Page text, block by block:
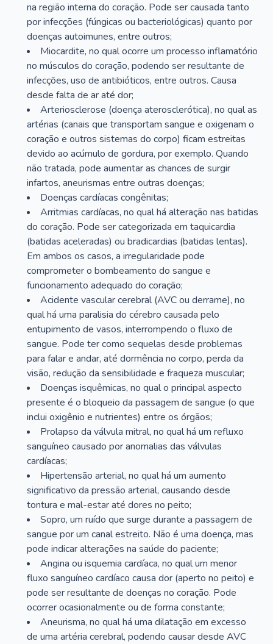
na região interna do coração. Pode ser causada tanto
por infecções (fúngicas ou bacteriológicas) quanto por
doenças autoimunes, entre outros;
Miocardite, no qual ocorre um processo inflamatório
no músculos do coração, podendo ser resultante de
infecções, uso de antibióticos, entre outros. Causa
desde falta de ar até dor;
Arteriosclerose (doença aterosclerótica), no qual as
artérias (canais que transportam sangue e oxigenam o
coração e outros sistemas do corpo) ficam estreitas
devido ao acúmulo de gordura, por exemplo. Quando
não tratada, pode aumentar as chances de surgir
infartos, aneurismas entre outras doenças;
Doenças cardíacas congênitas;
Arritmias cardíacas, no qual há alteração nas batidas
do coração. Pode ser categorizada em taquicardia
(batidas aceleradas) ou bradicardias (batidas lentas).
Em ambos os casos, a irregularidade pode
comprometer o bombeamento do sangue e
funcionamento adequado do coração;
Acidente vascular cerebral (AVC ou derrame), no
qual há uma paralisia do cérebro causada pelo
entupimento de vasos, interrompendo o fluxo de
sangue. Pode ter como sequelas desde problemas
para falar e andar, até dormência no corpo, perda da
visão, redução da sensibilidade e fraqueza muscular;
Doenças isquêmicas, no qual o principal aspecto
presente é o bloqueio da passagem de sangue (o que
inclui oxigênio e nutrientes) entre os órgãos;
Prolapso da válvula mitral, no qual há um refluxo
sanguíneo causado por anomalias das válvulas
cardíacas;
Hipertensão arterial, no qual há um aumento
significativo da pressão arterial, causando desde
tontura e mal-estar até dores no peito;
Sopro, um ruído que surge durante a passagem de
sangue por um canal estreito. Não é uma doença, mas
pode indicar alterações na saúde do paciente;
Angina ou isquemia cardíaca, no qual um menor
fluxo sanguíneo cardíaco causa dor (aperto no peito) e
pode ser resultante de doenças no coração. Pode
ocorrer ocasionalmente ou de forma constante;
Aneurisma, no qual há uma dilatação em excesso
de uma artéria cerebral, podendo causar desde AVC